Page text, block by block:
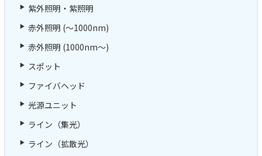
紫外照明・紫照明
赤外照明 (～1000nm)
赤外照明 (1000nm～)
スポット
ファイバヘッド
光源ユニット
ライン（集光）
ライン（拡散光）